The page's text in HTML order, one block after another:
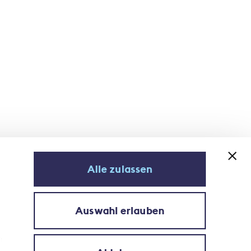
Alle zulassen
Auswahl erlauben
Newsletter abonnieren